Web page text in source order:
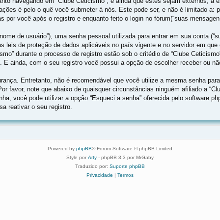
é pelo o quê você submeter à nós. Este pode ser, e não é limitado a:
por você após o registro e enquanto feito o login no fórum(“suas
de usuário”), uma senha pessoal utilizada para entrar em sua conta
leis de proteção de dados aplicáveis no país vigente e no servidor em
durante o processo de registro estão sob o critédio de “Clube
ainda, com o seu registro você possui a opção de escolher receber ou
Entretanto, não é recomendável que você utilize a mesma senha
favor, note que abaixo de quaisquer circunstâncias ninguém afiliado a
você pode utilizar a opção “Esqueci a senha” oferecida pelo software
reativar o seu registro.
Powered by phpBB® Forum Software © phpBB Limited
Style por Arty - phpBB 3.3 por MrGaby
Traduzido por: Suporte phpBB
Privacidade
Termos